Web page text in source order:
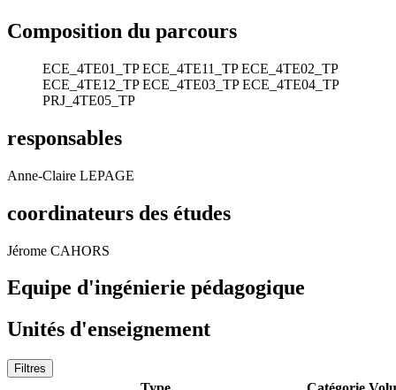
Composition du parcours
ECE_4TE01_TP ECE_4TE11_TP ECE_4TE02_TP
ECE_4TE12_TP ECE_4TE03_TP ECE_4TE04_TP
PRJ_4TE05_TP
responsables
Anne-Claire LEPAGE
coordinateurs des études
Jérome CAHORS
Equipe d'ingénierie pédagogique
Unités d'enseignement
Filtres